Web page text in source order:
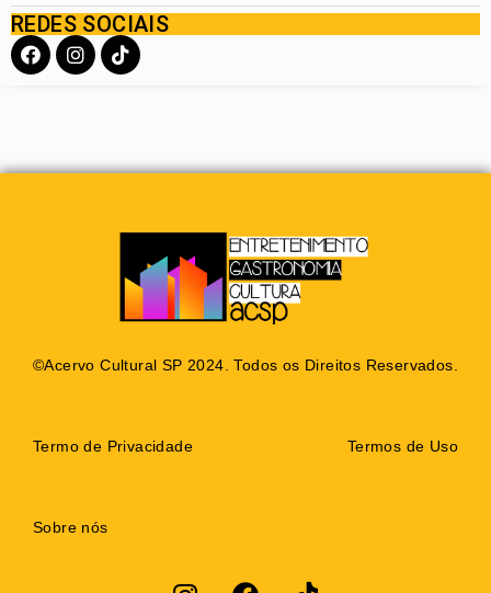
REDES SOCIAIS
©Acervo Cultural SP 2024. Todos os Direitos Reservados.
Termo de Privacidade Termos de Uso
Sobre nós